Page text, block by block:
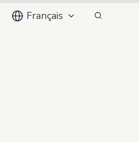
Français Rechercher